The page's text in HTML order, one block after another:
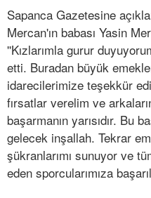
Sapanca Gazetesine
Mercan'ın babası Yasin
''Kızlarımla gurur
etti. Buradan büyük
idarecilerimize teşekkür
fırsatlar verelim ve
başarmanın yarısıdır. Bu
gelecek inşallah. Tekrar
şükranlarımı sunuyor ve
eden sporcularımıza